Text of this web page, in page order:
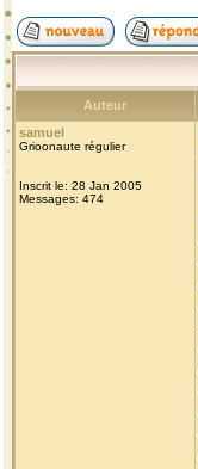
Auteur
samuel
Grioonaute régulier
Inscrit le: 28 Jan 2005
Messages: 474